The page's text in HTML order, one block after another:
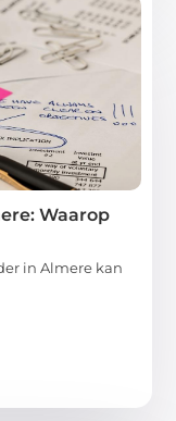
Waarop
in Almere kan